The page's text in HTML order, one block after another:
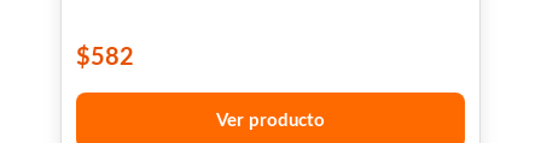
$582
Ver producto